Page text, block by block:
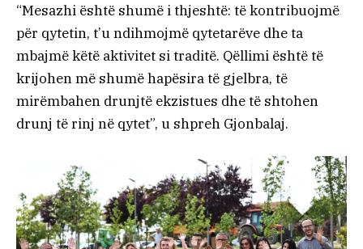
“Mesazhi është shumë i thjeshtë: të kontribuojmë
për qytetin, t’u ndihmojmë qytetarëve dhe ta
mbajmë këtë aktivitet si traditë. Qëllimi është të
krijohen më shumë hapësira të gjelbra, të
mirëmbahen drunjtë ekzistues dhe të shtohen
drunj të rinj në qytet”, u shpreh Gjonbalaj.